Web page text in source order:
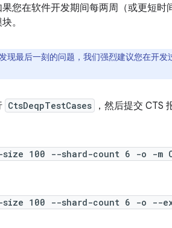
您在软件开发期间每两周（或更短时
。
现最后一刻的问题，我们强烈建议您在开
CtsDeqpTestCases
，然后提交 CTS
100 --shard-count 6 -o -m
100 --shard-count 6 -o --